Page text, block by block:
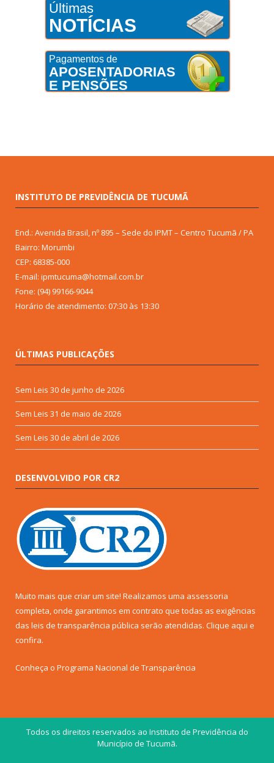
Últimas
NOTÍCIAS
Pagamentos de
APOSENTADORIAS
E PENSÕES
INSTITUTO DE PREVIDÊNCIA DE TUCUMÃ
End.: Avenida Brasil, nº 895 – Sede do IPMT – Centro Tucumã / PA
Bairro: Morumbi
CEP: 68385-000
E-mail: ipmtucuma@hotmail.com.br
Fone: (94) 99166-9044
Horário de atendimento: 07:30 às 13:30
ÚLTIMAS PUBLICAÇÕES
Sem Leis 30 de junho de 2026
Sem Leis 31 de maio de 2026
Sem Leis 30 de abril de 2026
DESENVOLVIDO POR CR2
Muito mais que criar um site! Realizamos uma assessoria
completa, onde garantimos em contrato que todas as exigências
das leis de transparência pública serão atendidas. Clique aqui e
confira.
Conheça o Programa Nacional de Transparência
Todos os direitos reservados ao Instituto de Previdência do
Município de Tucumã.